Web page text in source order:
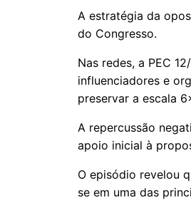
A estratégia da
do Congresso.
Nas redes, a PEC
influenciadores e
preservar a escala
A repercussão
apoio inicial à
O episódio revelou
se em uma das